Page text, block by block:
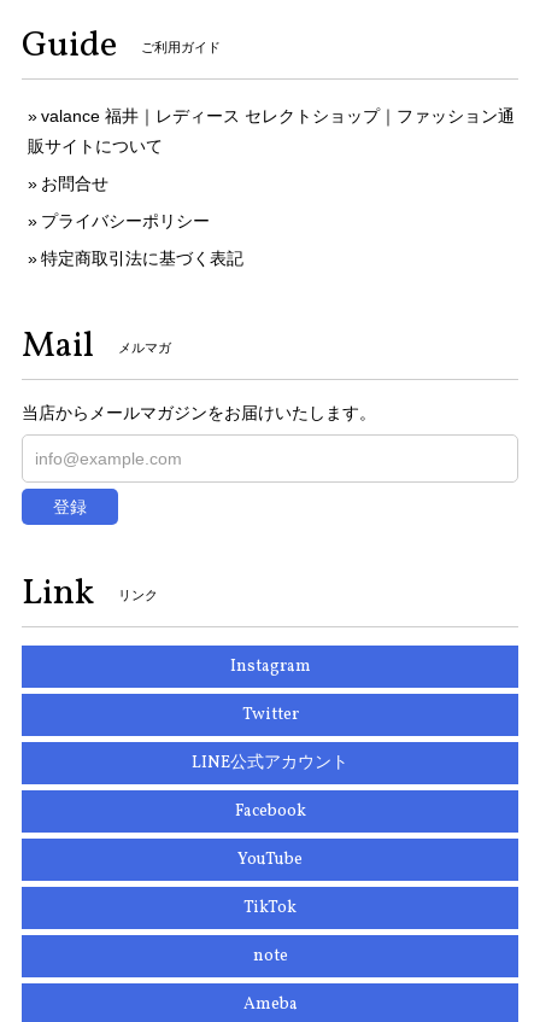
Guide ご利用ガイド
valance 福井｜レディース セレクトショップ｜ファッション通
販サイトについて
お問合せ
プライバシーポリシー
特定商取引法に基づく表記
Mail メルマガ
当店からメールマガジンをお届けいたします。
登録
Link リンク
Instagram
Twitter
LINE公式アカウント
Facebook
YouTube
TikTok
note
Ameba